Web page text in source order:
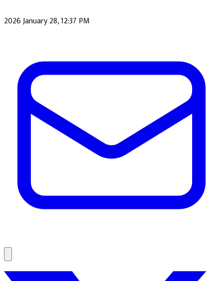
2026 January 28, 12:37 PM